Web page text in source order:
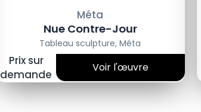
Méta
Nue Contre-Jour
Tableau sculpture,Méta
Prix sur
demande
Voir l'œuvre